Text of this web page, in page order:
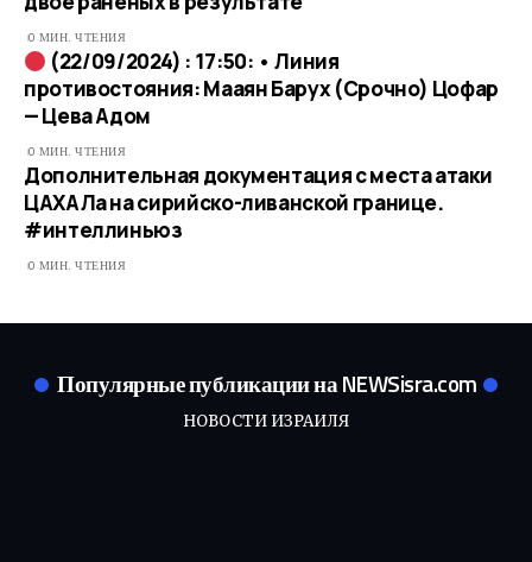
0 МИН. ЧТЕНИЯ
(22/09/2024) : 17:50: • Линия
противостояния: Мааян Барух (Срочно) Цофар
— Цева Адом
0 МИН. ЧТЕНИЯ
Дополнительная документация с места атаки
ЦАХАЛа на сирийско-ливанской границе.
#интеллиньюз
0 МИН. ЧТЕНИЯ
Популярные публикации на NEWSisra.com
НОВОСТИ ИЗРАИЛЯ